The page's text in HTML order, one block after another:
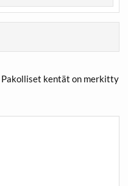
Pakolliset kentät on merkitty